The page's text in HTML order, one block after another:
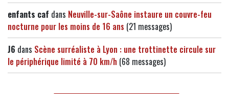
enfants caf dans Neuville-sur-Saône instaure un couvre-feu
nocturne pour les moins de 16 ans (21 messages)
J6 dans Scène surréaliste à Lyon : une trottinette circule sur
le périphérique limité à 70 km/h (68 messages)